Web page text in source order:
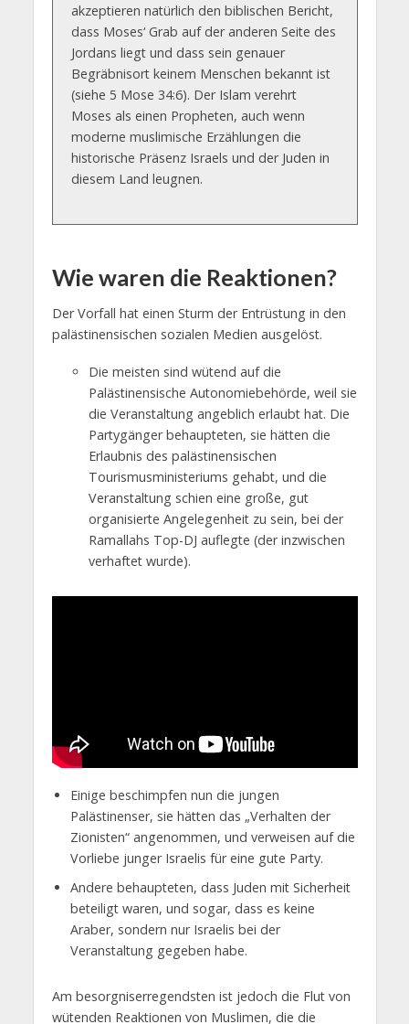
akzeptieren natürlich den biblischen Bericht,
dass Moses‘ Grab auf der anderen Seite des
Jordans liegt und dass sein genauer
Begräbnisort keinem Menschen bekannt ist
(siehe 5 Mose 34:6). Der Islam verehrt
Moses als einen Propheten, auch wenn
moderne muslimische Erzählungen die
historische Präsenz Israels und der Juden in
diesem Land leugnen.
Wie waren die Reaktionen?
Der Vorfall hat einen Sturm der Entrüstung in den
palästinensischen sozialen Medien ausgelöst.
Die meisten sind wütend auf die
Palästinensische Autonomiebehörde, weil sie
die Veranstaltung angeblich erlaubt hat. Die
Partygänger behaupteten, sie hätten die
Erlaubnis des palästinensischen
Tourismusministeriums gehabt, und die
Veranstaltung schien eine große, gut
organisierte Angelegenheit zu sein, bei der
Ramallahs Top-DJ auflegte (der inzwischen
verhaftet wurde).
Einige beschimpfen nun die jungen
Palästinenser, sie hätten das „Verhalten der
Zionisten“ angenommen, und verweisen auf die
Vorliebe junger Israelis für eine gute Party.
Andere behaupteten, dass Juden mit Sicherheit
beteiligt waren, und sogar, dass es keine
Araber, sondern nur Israelis bei der
Veranstaltung gegeben habe.
Am besorgniserregendsten ist jedoch die Flut von
wütenden Reaktionen von Muslimen, die die